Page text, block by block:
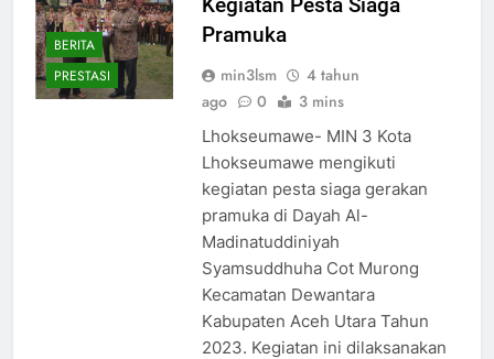
BERITA
PRESTASI
Pramuka
min3lsm
4 tahun
ago
0 3 mins
Lhokseumawe- MIN 3 Kota
Lhokseumawe mengikuti
kegiatan pesta siaga gerakan
pramuka di Dayah Al-
Madinatuddiniyah
Syamsuddhuha Cot Murong
Kecamatan Dewantara
Kabupaten Aceh Utara Tahun
2023. Kegiatan ini dilaksanakan